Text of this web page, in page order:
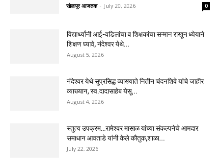
सोलापूर आजतक - July 20, 2026 0
विद्यार्थ्यांनी आई-वडिलांचा व शिक्षकांचा सन्मान राखून ध्येयाने
शिक्षण घ्यावे, नंदेश्वर येथे...
August 5, 2026
नंदेश्वर येथे सुप्रसिद्ध व्याख्याते नितीन चंदनशिवे यांचे जाहीर
व्याख्यान, स्व.दादासाहेब येसू...
August 4, 2026
स्तुत्य उपक्रम…रामेश्वर मासाळ यांच्या संकल्पनेचे आमदार
समाधान आवताडे यांनी केले कौतुक,शाळा...
July 22, 2026